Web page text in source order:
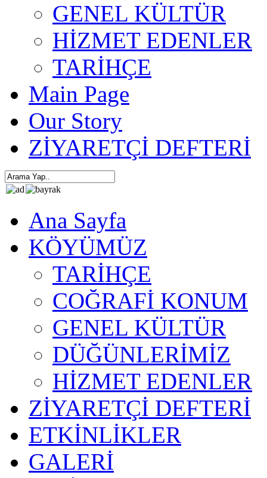
GENEL KÜLTÜR
HİZMET EDENLER
TARİHÇE
Main Page
Our Story
ZİYARETÇİ DEFTERİ
Ana Sayfa
KÖYÜMÜZ
TARİHÇE
COĞRAFİ KONUM
GENEL KÜLTÜR
DÜĞÜNLERİMİZ
HİZMET EDENLER
ZİYARETÇİ DEFTERİ
ETKİNLİKLER
GALERİ